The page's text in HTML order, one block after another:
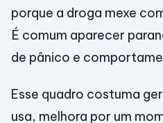
porque a droga mexe
É comum aparecer
de pânico e
Esse quadro costuma
usa, melhora por um